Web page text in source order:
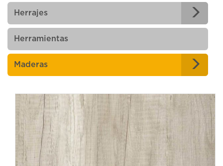
Herrajes
Herramientas
Maderas